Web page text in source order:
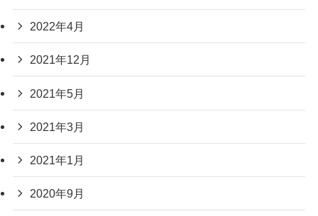
2022年4月
2021年12月
2021年5月
2021年3月
2021年1月
2020年9月